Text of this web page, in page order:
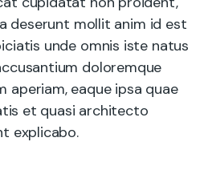
deserunt mollit anim id est
unde omnis iste natus
doloremque
aperiam, eaque ipsa quae
et quasi architecto
explicabo.